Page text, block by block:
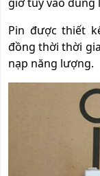
Pin được thiết
đồng thời thời
nạp năng lượng.